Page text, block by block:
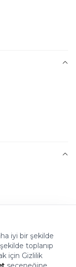
iyi bir şekilde
toplanıp
için Gizlilik